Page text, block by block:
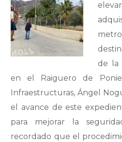
de la
en el Raiguero de
Infraestructuras, Ángel
el avance de este
para mejorar la
recordado que el